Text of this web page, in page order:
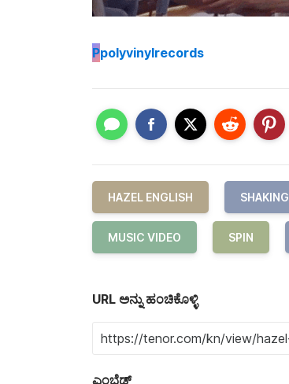
Ppolyvinylrecords
HAZEL ENGLISH SHAKING
MUSIC VIDEO SPIN
URL ಅನ್ನು ಹಂಚಿಕೊಳ್ಳಿ
ಎಂಬೆಡ್